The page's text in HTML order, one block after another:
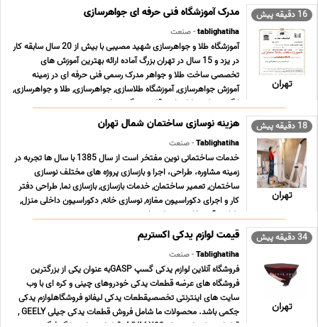
16 دقیقه پیش
تهران
مدرک آموزشگاه فنی حرفه ای جواهرسازی
tablighatiha- صنعت
آموزشگاه طلا و جواهرسازی شهید مصیبی با بیش از 20 سال سابقه کار
در یزد و 15 سال در تهران بزرگ آماده ارائه بهترین آموزش های
تخصصی ساخت طلا و جواهر مدرک رسمی فنی حرفه ای در زمینه
آموزش جواهرسازی, آموزشگاه طلاسازی, جواهرسازی, طلا و جواهرسازی,
انگشترسازی, پلاکسازی, قلم زنی, گوهرتراشی, ... ...
18 دقیقه پیش
تهران
هزینه نوسازی ساختمان شمال تهران
Tablighatiha- صنعت
خدمات ساختمانی نوین مفتخر است از سال 1385 با سال ها تجربه در
زمینه مشاوره، طراحی، اجرا و بازسازی پروژه های مختلف نوسازی
ساختمان, تعمیر ساختمان, خدمات بازسازی, بازسازی نما, طراحی دفتر
کار و اجرای دکوراسیون مغازه, نوسازی خانه, دکوراسیون داخلی منزل,
طراحی آشپزخانه, محوطه سازی و نصب ... ...
34 دقیقه پیش
تهران
قیمت لوازم یدکی اکستریم
Tablighatiha- صنعت
فروشگاه آنلاین لوازم یدکی گسپ GASPبه عنوان یکی از بزرگترین
فروشگاه های عرضه قطعات یدکی خودروهای چینی و کره ای با وب
سایت های اینترنتی تخصصیقطعات یدکی لیفانو فروشگاهلوازم یدکی
جکمی باشد. محصولات ما شامل فروش قطعات یدکی جیلی GEELY ,